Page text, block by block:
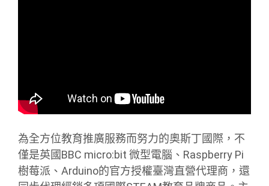
為全方位教育推廣服務而努力的奧斯丁國際，不
僅是英國BBC micro:bit 微型電腦、Raspberry Pi
樹莓派、Arduino的官方授權臺灣直營代理商，還